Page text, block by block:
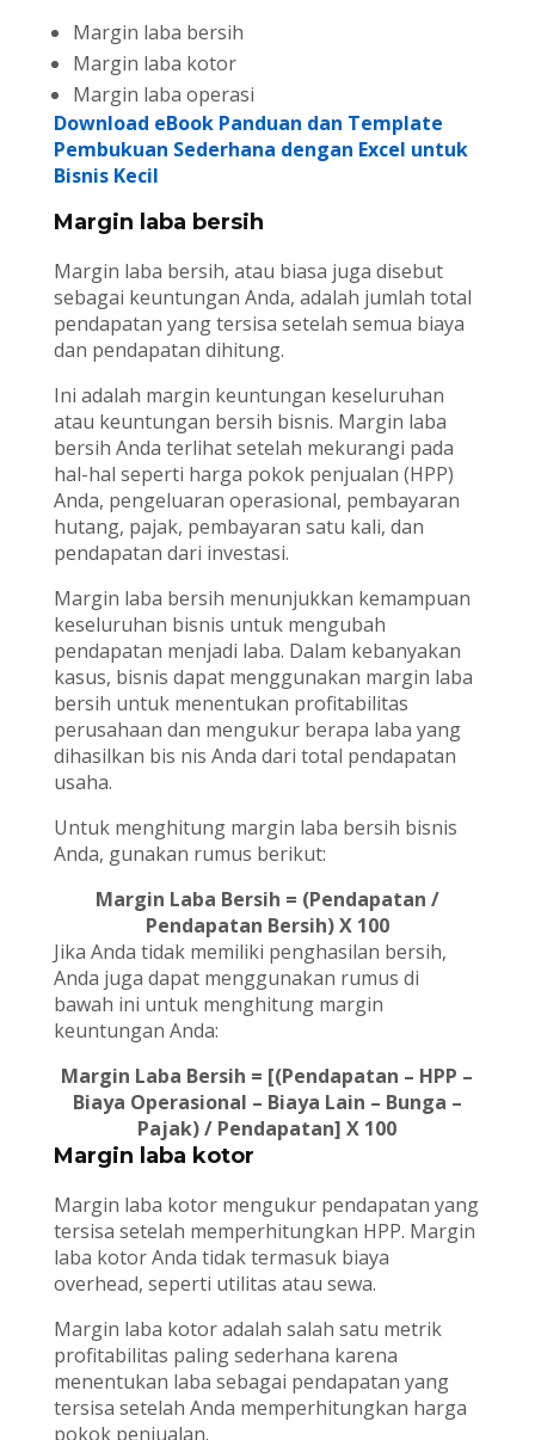
Margin laba bersih
Margin laba kotor
Margin laba operasi
Download eBook Panduan dan Template
Pembukuan Sederhana dengan Excel untuk
Bisnis Kecil
Margin laba bersih
Margin laba bersih, atau biasa juga disebut
sebagai keuntungan Anda, adalah jumlah total
pendapatan yang tersisa setelah semua biaya
dan pendapatan dihitung.
Ini adalah margin keuntungan keseluruhan
atau keuntungan bersih bisnis. Margin laba
bersih Anda terlihat setelah mekurangi pada
hal-hal seperti harga pokok penjualan (HPP)
Anda, pengeluaran operasional, pembayaran
hutang, pajak, pembayaran satu kali, dan
pendapatan dari investasi.
Margin laba bersih menunjukkan kemampuan
keseluruhan bisnis untuk mengubah
pendapatan menjadi laba. Dalam kebanyakan
kasus, bisnis dapat menggunakan margin laba
bersih untuk menentukan profitabilitas
perusahaan dan mengukur berapa laba yang
dihasilkan bis nis Anda dari total pendapatan
usaha.
Untuk menghitung margin laba bersih bisnis
Anda, gunakan rumus berikut:
Margin Laba Bersih = (Pendapatan /
Pendapatan Bersih) X 100
Jika Anda tidak memiliki penghasilan bersih,
Anda juga dapat menggunakan rumus di
bawah ini untuk menghitung margin
keuntungan Anda:
Margin Laba Bersih = [(Pendapatan – HPP –
Biaya Operasional – Biaya Lain – Bunga –
Pajak) / Pendapatan] X 100
Margin laba kotor
Margin laba kotor mengukur pendapatan yang
tersisa setelah memperhitungkan HPP. Margin
laba kotor Anda tidak termasuk biaya
overhead, seperti utilitas atau sewa.
Margin laba kotor adalah salah satu metrik
profitabilitas paling sederhana karena
menentukan laba sebagai pendapatan yang
tersisa setelah Anda memperhitungkan harga
pokok penjualan.